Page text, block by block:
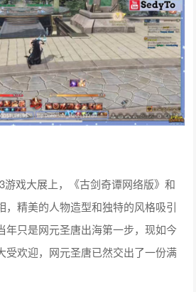
戏大展上，《古剑奇谭网络版》和
，精美的人物造型和独特的风格吸引
年只是网元圣唐出海第一步，现如今
受欢迎，网元圣唐已然交出了一份满